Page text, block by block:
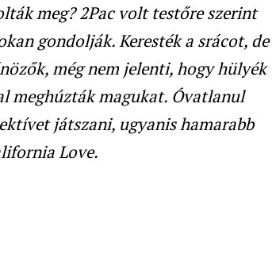
meg? 2Pac volt testőreszerint
gondolják. Keresték a srácot, de
még nem jelenti, hogy hülyék
meghúzták magukat. Óvatlanul
játszani, ugyanis hamarabb
Love.